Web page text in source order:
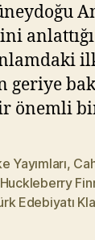
önemli
Yayımları,
Huckleberry
Edebiyatı